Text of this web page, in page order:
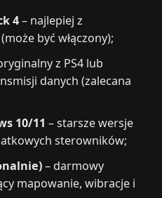
4– najlepiej z
być włączony);
z PS4 lub
danych (zalecana
10/11 – starsze wersje
sterowników;
– darmowy
mapowanie, wibracje i